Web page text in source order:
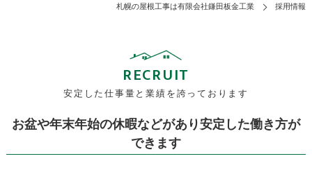
札幌の屋根工事は有限会社鎌田板金工業 採用情報
安定した仕事量と業績を誇っております
RECRUIT
お盆や年末年始の休暇などがあり安定した働き方が
できます